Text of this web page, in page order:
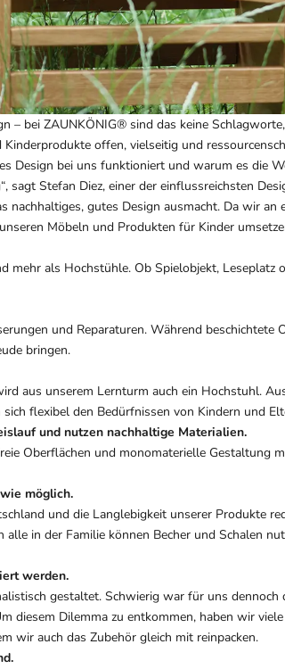
– bei ZAUNKÖNIG® sind das keine
offen, vielseitig und
Design bei uns funktioniert und warum es die
sagt Stefan Diez, einer der einflussreichsten
gutes Design ausmacht. Da wir
Möbeln und Produkten für Kinder
mehr als Hochstühle. Ob Spielobjekt, Leseplatz
und Reparaturen. Während
bringen.
aus unserem Lernturm auch ein Hochstuhl.
flexibel den Bedürfnissen von Kindern und
und nutzen nachhaltige Materialien.
Oberflächen und monomaterielle Gestaltung
möglich.
und die Langlebigkeit unserer Produkte
in der Familie können Becher und Schalen
werden.
gestaltet. Schwierig war für uns
diesem Dilemma zu entkommen, haben wir
wir auch das Zubehör gleich mit reinpacken.